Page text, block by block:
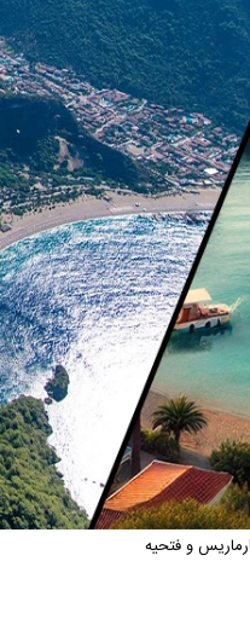
و فتحیه